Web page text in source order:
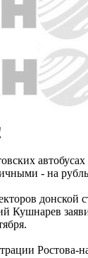
автобусах
- на
донской
Кушнарев
Ростова-